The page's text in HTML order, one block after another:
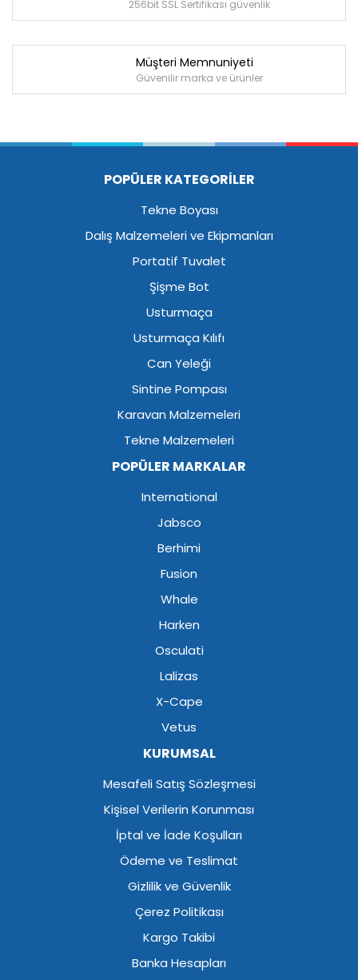
256bit SSL Sertifikası güvenlik
Müşteri Memnuniyeti
Güvenilir marka ve ürünler
POPÜLER KATEGORİLER
Tekne Boyası
Dalış Malzemeleri ve Ekipmanları
Portatif Tuvalet
Şişme Bot
Usturmaça
Usturmaça Kılıfı
Can Yeleği
Sintine Pompası
Karavan Malzemeleri
Tekne Malzemeleri
POPÜLER MARKALAR
International
Jabsco
Berhimi
Fusion
Whale
Harken
Osculati
Lalizas
X-Cape
Vetus
KURUMSAL
Mesafeli Satış Sözleşmesi
Kişisel Verilerin Korunması
İptal ve İade Koşulları
Ödeme ve Teslimat
Gizlilik ve Güvenlik
Çerez Politikası
Kargo Takibi
Banka Hesapları